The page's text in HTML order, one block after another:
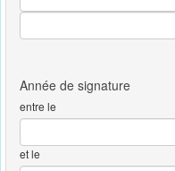
entre le
et le